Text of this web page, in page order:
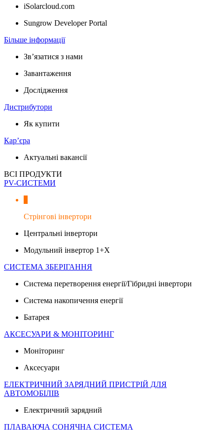
iSolarcloud.com
Sungrow Developer Portal
Більше інформації
Зв’язатися з нами
Завантаження
Дослідження
Дистрибутори
Як купити
Кар’єра
Актуальні вакансії
ВСІ ПРОДУКТИ
PV-СИСТЕМИ
Стрінгові інвертори
Центральні інвертори
Модульний інвертор 1+X
СИСТЕМА ЗБЕРІГАННЯ
Система перетворення енергії/Гібридні інвертори
Система накопичення енергії
Батарея
АКСЕСУАРИ & МОНІТОРИНГ
Моніторинг
Аксесуари
ЕЛЕКТРИЧНИЙ ЗАРЯДНИЙ ПРИСТРІЙ ДЛЯ
АВТОМОБІЛІВ
Електричний зарядний
ПЛАВАЮЧА СОНЯЧНА СИСТЕМА